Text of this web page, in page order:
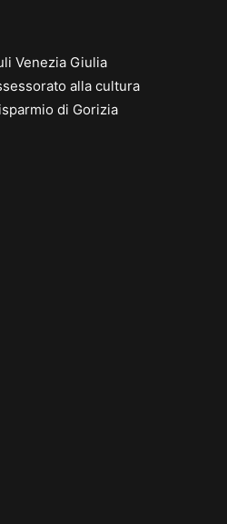
Venezia Giulia
alla cultura
di Gorizia